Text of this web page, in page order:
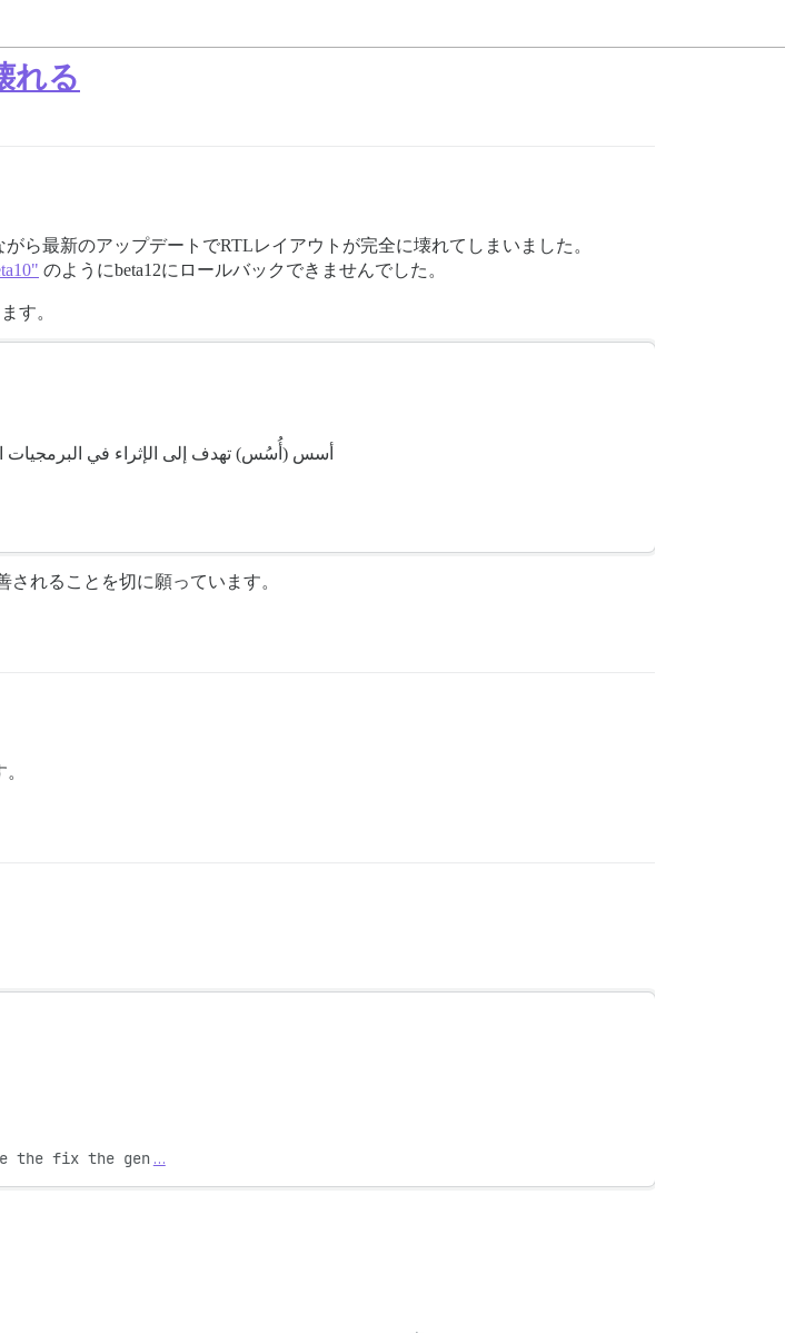
れる
ら最新のアップデートでRTLレイアウトが完全に壊れてしまいました。
のようにbeta12にロールバックできませんでした。
す。
أسس (أُسُس) تهدف إلى الإثراء في البرمجيات
れることを切に願っています。
the fix the gen …